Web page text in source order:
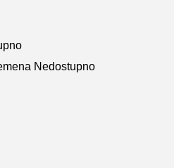
Nedostupno